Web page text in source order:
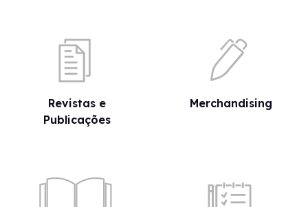
Revistas e
Publicações
Merchandising